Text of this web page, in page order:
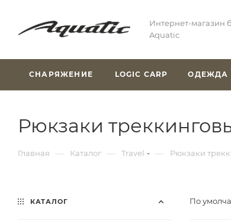
Интернет-магазин
Aquatic
СНАРЯЖЕНИЕ LOGIC CARP ОДЕЖДА
Рюкзаки
Главная — Каталог — Travel — Рюкзаки
По
КАТАЛОГ